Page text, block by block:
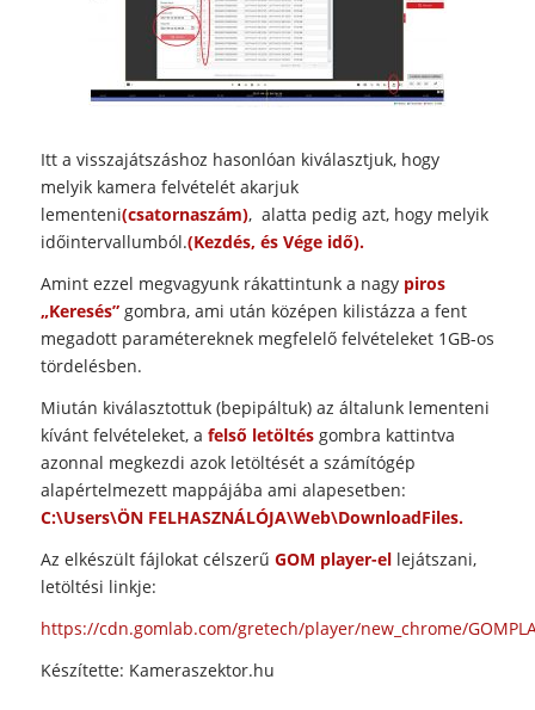
Itt a visszajátszáshoz hasonlóan kiválasztjuk, hogy
melyik kamera felvételét akarjuk
lementeni(csatornaszám), alatta pedig azt, hogy melyik
időintervallumból.(Kezdés, és Vége idő).
Amint ezzel megvagyunk rákattintunk a nagy piros
„Keresés”gombra, ami után középen kilistázza a fent
megadott paramétereknek megfelelő felvételeket 1GB-os
tördelésben.
Miután kiválasztottuk (bepipáltuk) az általunk lementeni
kívánt felvételeket, a felső letöltés gombra kattintva
azonnal megkezdi azok letöltését a számítógép
alapértelmezett mappájába ami alapesetben:
C:\Users\ÖN FELHASZNÁLÓJA\Web\DownloadFiles.
Az elkészült fájlokat célszerű GOM player-ellejátszani,
letöltési linkje:
https://cdn.gomlab.com/gretech/player/new_chrome/
Készítette: Kameraszektor.hu